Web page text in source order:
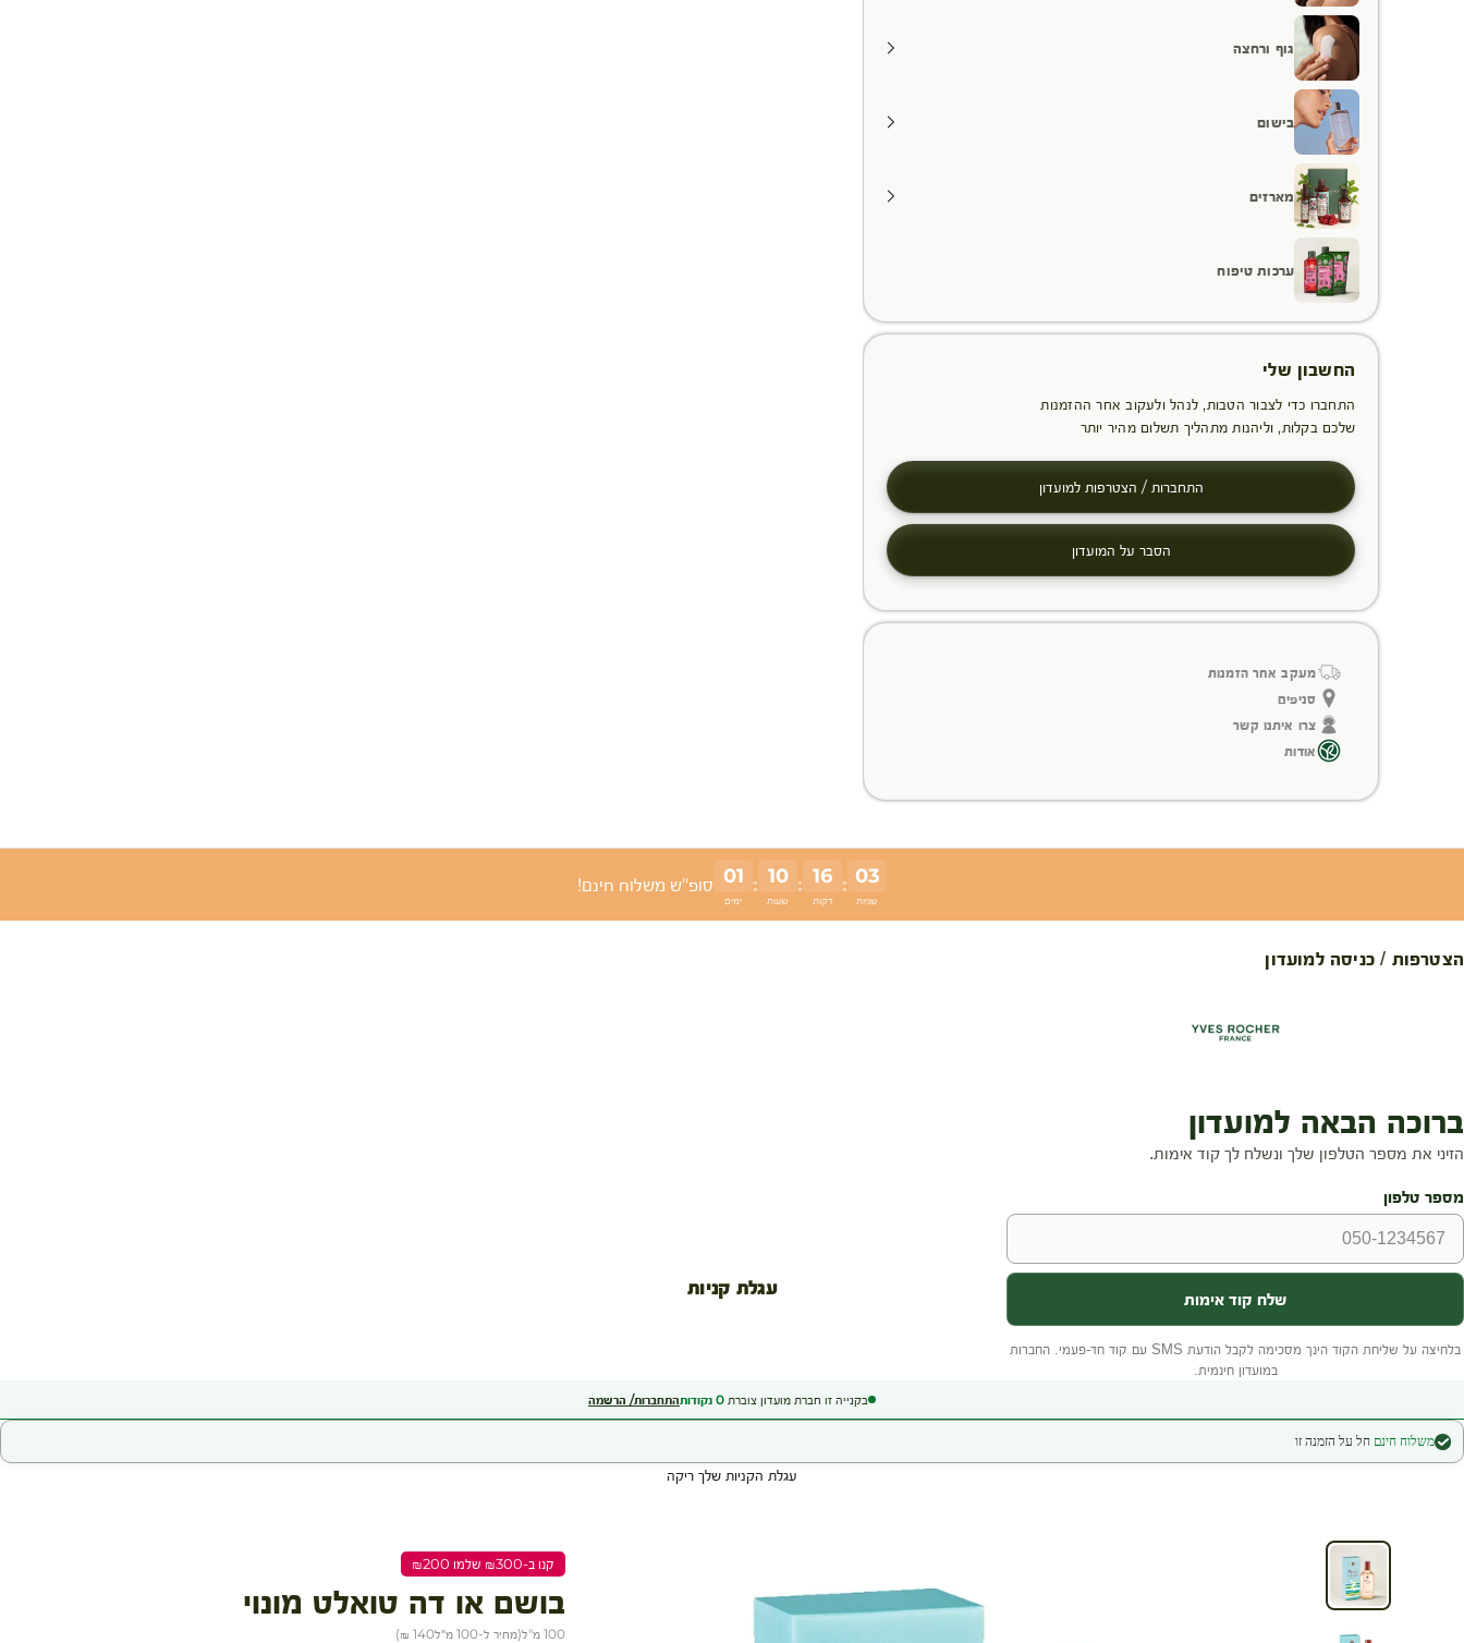
גוף ורחצה
בישום
מארזים
ערכות טיפוח
החשבון שלי
התחברו כדי לצבור הטבות, לנהל ולעקוב אחר ההזמנות
שלכם בקלות, וליהנות מתהליך תשלום מהיר יותר
התחברות / הצטרפות למועדון
הסבר על המועדון
מעקב אחר הזמנות
סניפים
צרו איתנו קשר
אודות
01
ימים
: 10
שעות
: 16
דקות
: 02
שניות
סופ"ש משלוח חינם!
הצטרפות / כניסה למועדון
בקנייה זו חברת מועדון צוברת 0 נקודותהתחברות/ הרשמה
עגלת קניות
משלוח חינם חל על הזמנה זו
עגלת הקניות שלך ריקה
קנו ב-₪300 שלמו ₪200
בושם או דה טואלט מונוי
100 מ"ל (מחיר ל-100 מ״ל 140 ₪
)